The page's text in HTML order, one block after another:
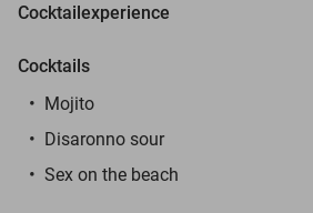
Cocktailexperience
Cocktails
Mojito
Disaronno sour
Sex on the beach